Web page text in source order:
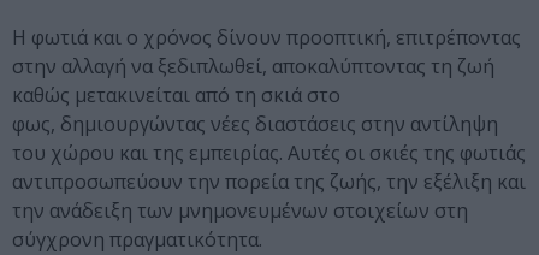
Η φωτιά και ο χρόνος δίνουν προοπτική, επιτρέποντας
στην αλλαγή να ξεδιπλωθεί, αποκαλύπτοντας τη ζωή
καθώς μετακινείται από τη σκιά στο
φως, δημιουργώντας νέες διαστάσεις στην αντίληψη
του χώρου και της εμπειρίας. Αυτές οι σκιές της φωτιάς
αντιπροσωπεύουν την πορεία της ζωής, την εξέλιξη και
την ανάδειξη των μνημονευμένων στοιχείων στη
σύγχρονη πραγματικότητα.